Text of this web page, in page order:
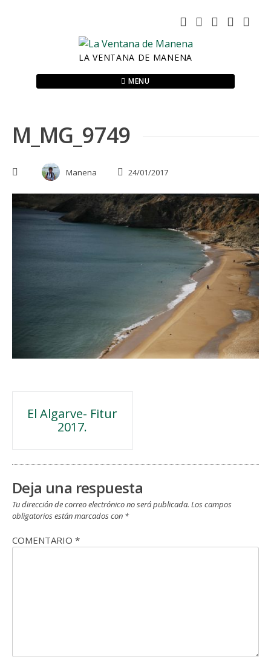
LA VENTANA DE MANENA
MENU
M_MG_9749
Manena 24/01/2017
Navegación
entradas
El Algarve- Fitur
2017.
Deja una respuesta
Tu dirección de correo electrónico no será publicada. Los campos
obligatorios están marcados con *
COMENTARIO *